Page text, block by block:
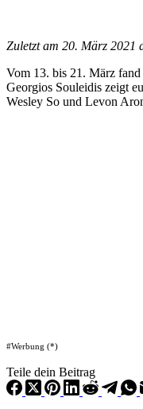
Zuletzt am 20. März 2021
Vom 13. bis 21. März
Georgios Souleidis zeigt
Wesley So und Levon
#Werbung (*)
Teile dein Beitrag